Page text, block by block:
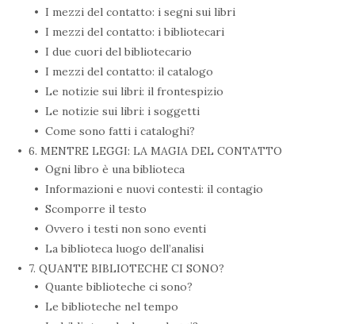
I mezzi del contatto: i segni sui libri
I mezzi del contatto: i bibliotecari
I due cuori del bibliotecario
I mezzi del contatto: il catalogo
Le notizie sui libri: il frontespizio
Le notizie sui libri: i soggetti
Come sono fatti i cataloghi?
6. MENTRE LEGGI: LA MAGIA DEL CONTATTO
Ogni libro è una biblioteca
Informazioni e nuovi contesti: il contagio
Scomporre il testo
Ovvero i testi non sono eventi
La biblioteca luogo dell’analisi
7. QUANTE BIBLIOTECHE CI SONO?
Quante biblioteche ci sono?
Le biblioteche nel tempo